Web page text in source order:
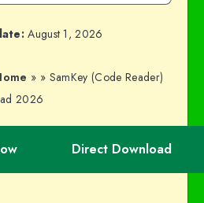
August 1, 2026
» » SamKey (Code Reader)
2026
Direct Download